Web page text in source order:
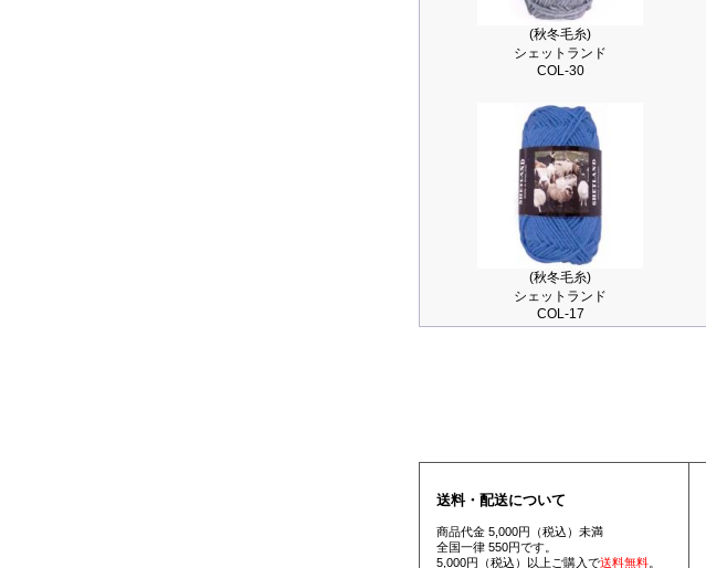
(秋冬毛糸)
シェットランド
COL-30
(秋冬毛糸)
シェットランド
COL-17
送料・配送について
商品代金 5,000円（税込）未満
全国一律 550円です。
5,000円（税込）以上ご購入で送料無料。